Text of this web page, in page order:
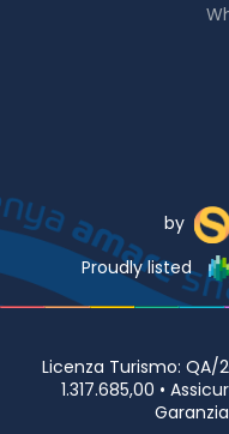
by
Proudly listed
Licenza Turismo: QA/
1.317.685,00 •